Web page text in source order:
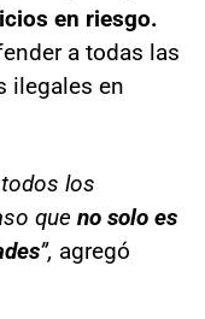
en riesgo.
a todas las
ilegales en
los
que no solo es
”, agregó